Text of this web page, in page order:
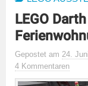
LEGO
Gepostet am 24.
4 Kommentaren